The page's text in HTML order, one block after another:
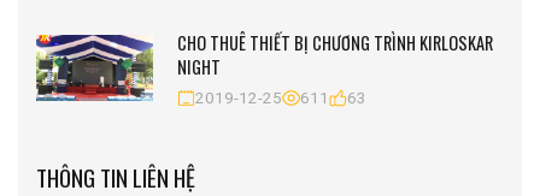
CHO THUÊ THIẾT BỊ CHƯƠNG TRÌNH KIRLOSKAR
NIGHT
2019-12-25 611 63
THÔNG TIN LIÊN HỆ